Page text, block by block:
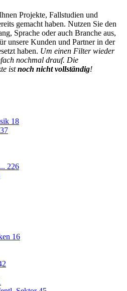
Projekte, Fallstudien und
gemacht haben. Nutzen Sie den
Sprache oder auch Branche aus,
unsere Kunden und Partner in der
haben. Um einen Filter wieder
nochmal drauf. Die
istnoch nicht vollständig!
18
226
16